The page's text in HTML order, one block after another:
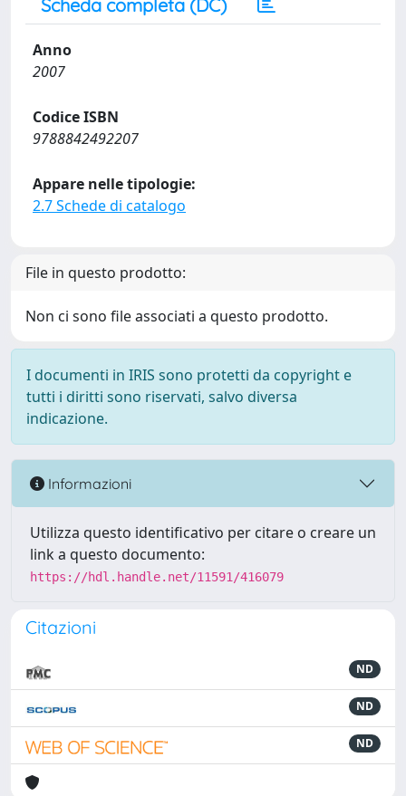
Scheda completa (DC)
Anno
2007
Codice ISBN
9788842492207
Appare nelle tipologie:
2.7 Schede di catalogo
File in questo prodotto:
Non ci sono file associati a questo prodotto.
I documenti in IRIS sono protetti da copyright e
tutti i diritti sono riservati, salvo diversa
indicazione.
Informazioni
Utilizza questo identificativo per citare o creare un
link a questo documento:
https://hdl.handle.net/11591/416079
Citazioni
ND
ND
ND